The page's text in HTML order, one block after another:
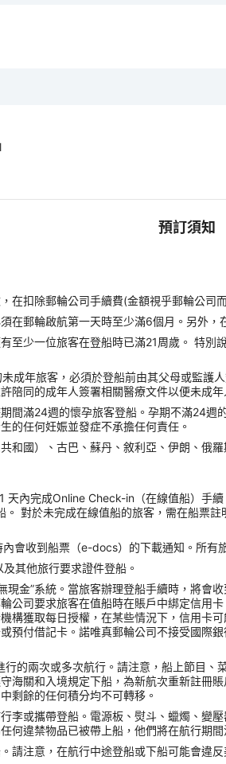
預訂須知
在扣除郵輪公司手續費(金額視乎郵輪公司
在郵輪啟航第一天時至少滿6個月。另外
至少一位旅客在登船時已滿21周歲。 特
成年旅客，必須於登船前由其父母或監
陪同的成年人簽署相關醫療文件以便未成
間滿24週的懷孕旅客登船。孕期不滿24
的任何妊娠並發症不承擔任何責任。
和國）、古巴、蘇丹、敘利亞、伊朗、俄
天內完成Online Check-in（在線值船）手
對於未完成在線值船的旅客，需在船票
會收到船票（e-docs）的下載通知。所有
其他旅行要求證件登船。
現金”系統。當旅客辦理登船手續時，將
公司要求旅客在值船時在賬戶中綁定信用
構獲取每日授權，在某些情況下，信用
預付借記卡。諾唯真郵輪公司不接受國際
的兩次或多次航行。請注意，船上節目、
海關和入境規定下船，為新航次重新註冊
剩餘的任何積分均不可轉移。
李或攜帶登船。電源板、熨斗、蠟燭、變
何違禁物品已被帶上船，他們將在航行期
請注意，在航行中途登船或下船可能會違